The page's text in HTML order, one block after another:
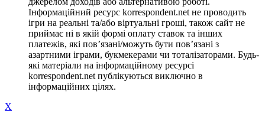
Інформаційний ресурс korrespondent.net не проводить
ігри на реальні та/або віртуальні гроші, також сайт не
приймає ні в якій формі оплату ставок та інших
платежів, які пов’язані/можуть бути пов’язані з
азартними іграми, букмекерами чи тоталізаторами. Будь-
які матеріали на інформаційному ресурсі
korrespondent.net публікуються виключно в
інформаційних цілях.
X